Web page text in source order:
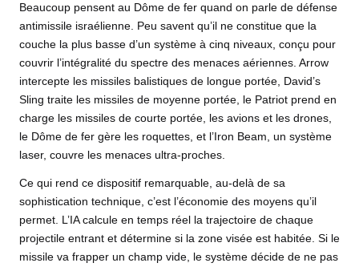
Beaucoup pensent au Dôme de fer quand on parle de défense
antimissile israélienne. Peu savent qu’il ne constitue que la
couche la plus basse d’un système à cinq niveaux, conçu pour
couvrir l’intégralité du spectre des menaces aériennes. Arrow
intercepte les missiles balistiques de longue portée, David’s
Sling traite les missiles de moyenne portée, le Patriot prend en
charge les missiles de courte portée, les avions et les drones,
le Dôme de fer gère les roquettes, et l’Iron Beam, un système
laser, couvre les menaces ultra-proches.
Ce qui rend ce dispositif remarquable, au-delà de sa
sophistication technique, c’est l’économie des moyens qu’il
permet. L’IA calcule en temps réel la trajectoire de chaque
projectile entrant et détermine si la zone visée est habitée. Si le
missile va frapper un champ vide, le système décide de ne pas